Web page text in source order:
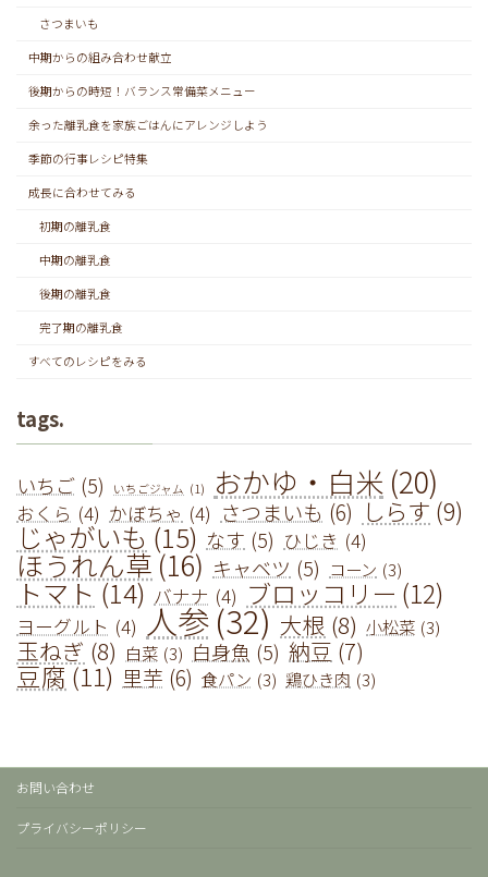
さつまいも
中期からの組み合わせ献立
後期からの時短！バランス常備菜メニュー
余った離乳食を家族ごはんにアレンジしよう
季節の行事レシピ特集
成長に合わせてみる
初期の離乳食
中期の離乳食
後期の離乳食
完了期の離乳食
すべてのレシピをみる
tags.
いちご (5) いちごジャム (1) おかゆ・白米 (20)
おくら (4) かぼちゃ (4) さつまいも (6) しらす(9)
じゃがいも (15) なす (5) ひじき (4)
ほうれん草(16) キャベツ (5) コーン (3)
トマト (14) バナナ (4) ブロッコリー (12)
ヨーグルト (4) 人参(32) 大根 (8) 小松菜 (3)
玉ねぎ (8) 白菜 (3) 白身魚 (5) 納豆 (7)
豆腐(11) 里芋 (6) 食パン (3) 鶏ひき肉 (3)
お問い合わせ
プライバシーポリシー